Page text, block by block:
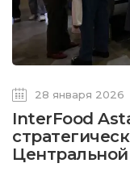
28 января 2026
InterFood